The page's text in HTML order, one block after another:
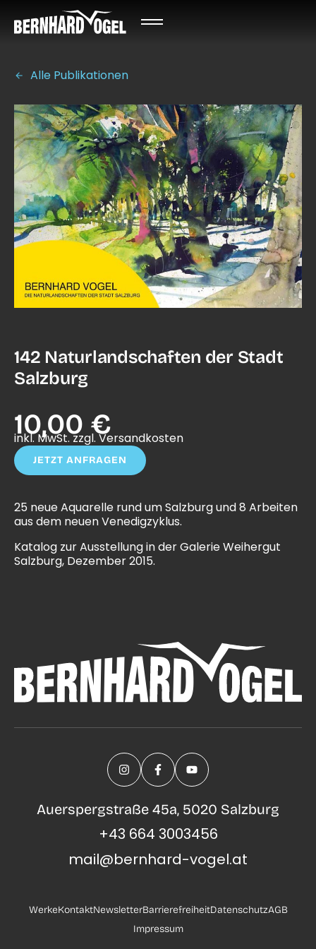
Alle Publikationen
142 Naturlandschaften der Stadt
Salzburg
10,00 €
inkl. MwSt. zzgl. Versandkosten
JETZT ANFRAGEN
25 neue Aquarelle rund um Salzburg und 8 Arbeiten
aus dem neuen Venedigzyklus.
Katalog zur Ausstellung in der Galerie Weihergut
Salzburg, Dezember 2015.
Auerspergstraße 45a, 5020 Salzburg
+43 664 3003456
mail@bernhard-vogel.at
WerkeKontaktNewsletterBarrierefreiheitDatenschutzAGB
Impressum